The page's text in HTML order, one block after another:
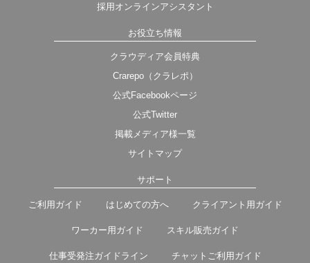
採用オンラインアシスタント
お役立ち情報
クラウディア会員特典
Crarepo（クラレポ）
公式Facebookページ
公式Twitter
掲載メディア様一覧
サイトマップ
サポート
ご利用ガイド はじめての方へ クライアント用ガイド
ワーカー用ガイド スキル販売ガイド
仕事受発注ガイドライン チャットご利用ガイド